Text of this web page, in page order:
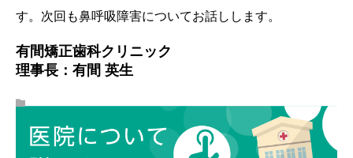
す。次回も鼻呼吸障害についてお話しします。
有間矯正歯科クリニック
理事長：有間 英生